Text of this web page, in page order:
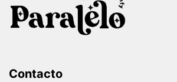
Contacto